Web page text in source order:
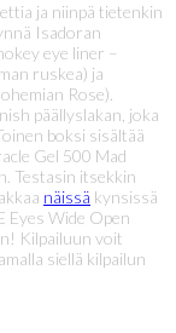
ja niinpä tietenkin
Isadoran
eye liner –
ruskea) ja
Rose).
päällyslakan, joka
boksi sisältää
Gel 500 Mad
Testasin itsekkin
näissä kynsissä
Eyes Wide Open
Kilpailuun voit
siellä kilpailun